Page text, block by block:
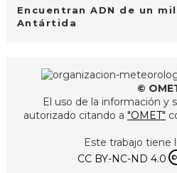
Encuentran ADN de un
Antártida
©
El uso de la información y
autorizado citando a "OMET"
Este trabajo tiene
CC BY-NC-ND 4.0